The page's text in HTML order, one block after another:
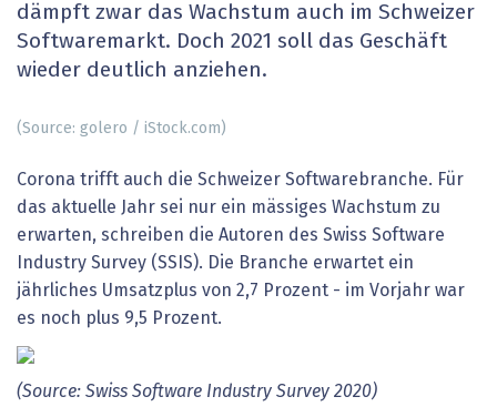
dämpft zwar das Wachstum auch im Schweizer
Softwaremarkt. Doch 2021 soll das Geschäft
wieder deutlich anziehen.
(Source: golero / iStock.com)
Corona trifft auch die Schweizer Softwarebranche. Für
das aktuelle Jahr sei nur ein mässiges Wachstum zu
erwarten, schreiben die Autoren des Swiss Software
Industry Survey (SSIS). Die Branche erwartet ein
jährliches Umsatzplus von 2,7 Prozent - im Vorjahr war
es noch plus 9,5 Prozent.
(Source: Swiss Software Industry Survey 2020)